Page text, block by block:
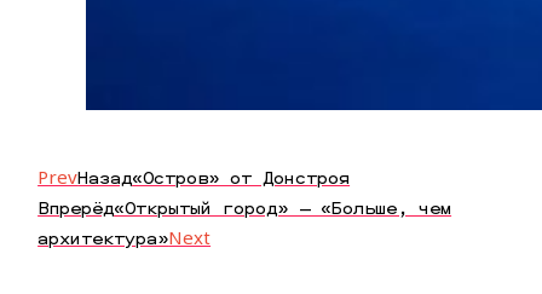
PrevНазад«Остров» от Донстроя
Впрерёд«Открытый город» — «Больше, чем
архитектура»Next